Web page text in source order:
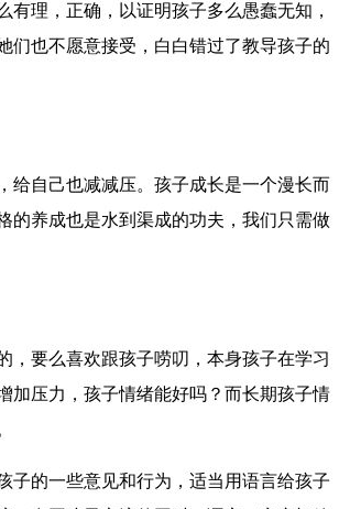
理，正确，以证明孩子多么愚蠢无知，
们也不愿意接受，白白错过了教导孩子的
给自己也减减压。孩子成长是一个漫长而
的养成也是水到渠成的功夫，我们只需做
，要么喜欢跟孩子唠叨，本身孩子在学习
加压力，孩子情绪能好吗？而长期孩子情
子的一些意见和行为，适当用语言给孩子